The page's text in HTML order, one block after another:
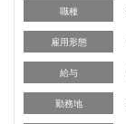
職種
雇用形態
給与
勤務地